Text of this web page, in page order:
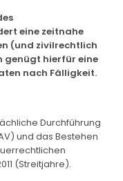
eine zeitnahe
(und zivilrechtlich
genügt hierfür eine
nach Fälligkeit.
Durchführung
und das Bestehen
(Streitjahre).